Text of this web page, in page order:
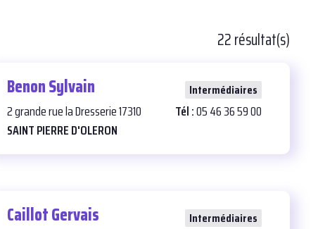
22 résultat(s)
Benon Sylvain Intermédiaires
2 grande rue la Dresserie 17310
SAINT PIERRE D'OLERON
Tél :05 46 36 59 00
Caillot Gervais Intermédiaires